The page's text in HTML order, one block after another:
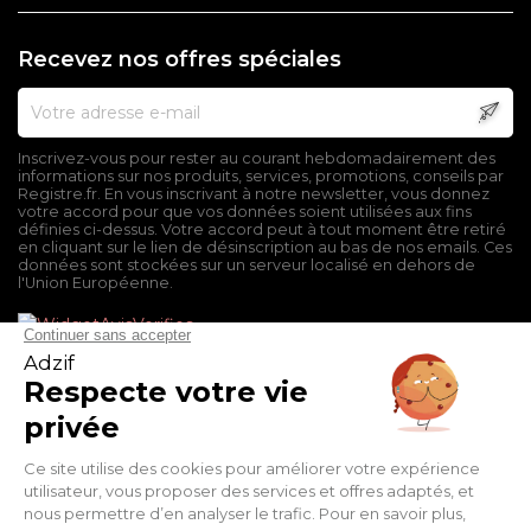
Recevez nos offres spéciales
Inscrivez-vous pour rester au courant hebdomadairement des
informations sur nos produits, services, promotions, conseils par
Registre.fr. En vous inscrivant à notre newsletter, vous donnez
votre accord pour que vos données soient utilisées aux fins
définies ci-dessus. Votre accord peut à tout moment être retiré
en cliquant sur le lien de désinscription au bas de nos emails. Ces
données sont stockées sur un serveur localisé en dehors de
l'Union Européenne.
Conditions générales de vente